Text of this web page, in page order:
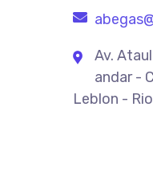
Av.
andar -
Leblon -